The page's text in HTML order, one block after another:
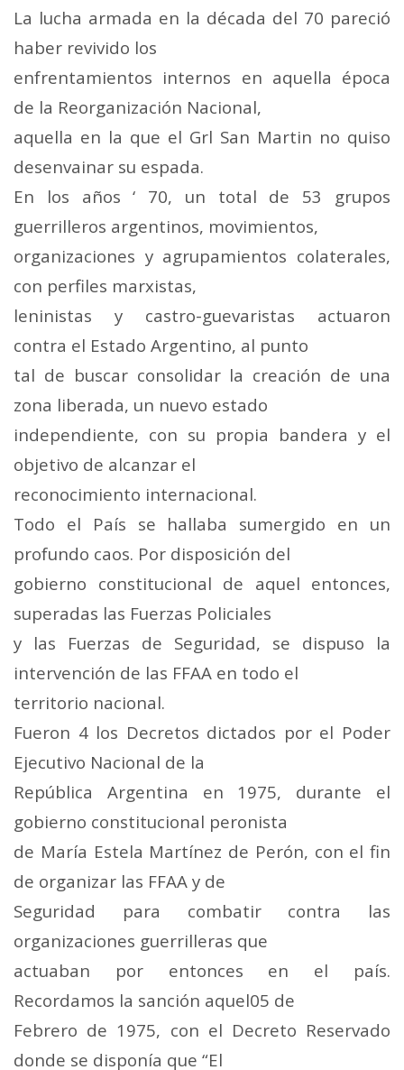
La lucha armada en la década del 70 pareció
haber revivido los
enfrentamientos internos en aquella época
de la Reorganización Nacional,
aquella en la que el Grl San Martin no quiso
desenvainar su espada.
En los años ‘ 70, un total de 53 grupos
guerrilleros argentinos, movimientos,
organizaciones y agrupamientos colaterales,
con perfiles marxistas,
leninistas y castro-guevaristas actuaron
contra el Estado Argentino, al punto
tal de buscar consolidar la creación de una
zona liberada, un nuevo estado
independiente, con su propia bandera y el
objetivo de alcanzar el
reconocimiento internacional.
Todo el País se hallaba sumergido en un
profundo caos. Por disposición del
gobierno constitucional de aquel entonces,
superadas las Fuerzas Policiales
y las Fuerzas de Seguridad, se dispuso la
intervención de las FFAA en todo el
territorio nacional.
Fueron 4 los Decretos dictados por el Poder
Ejecutivo Nacional de la
República Argentina en 1975, durante el
gobierno constitucional peronista
de María Estela Martínez de Perón, con el fin
de organizar las FFAA y de
Seguridad para combatir contra las
organizaciones guerrilleras que
actuaban por entonces en el país.
Recordamos la sanción aquel05 de
Febrero de 1975, con el Decreto Reservado
donde se disponía que “El